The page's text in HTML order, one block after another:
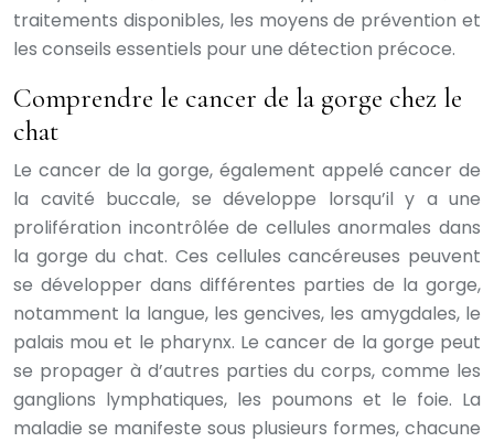
traitements disponibles, les moyens de prévention et
les conseils essentiels pour une détection précoce.
Comprendre le cancer de la gorge chez le
chat
Le cancer de la gorge, également appelé cancer de
la cavité buccale, se développe lorsqu’il y a une
prolifération incontrôlée de cellules anormales dans
la gorge du chat. Ces cellules cancéreuses peuvent
se développer dans différentes parties de la gorge,
notamment la langue, les gencives, les amygdales, le
palais mou et le pharynx. Le cancer de la gorge peut
se propager à d’autres parties du corps, comme les
ganglions lymphatiques, les poumons et le foie. La
maladie se manifeste sous plusieurs formes, chacune